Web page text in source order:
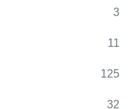
3
11
125
32